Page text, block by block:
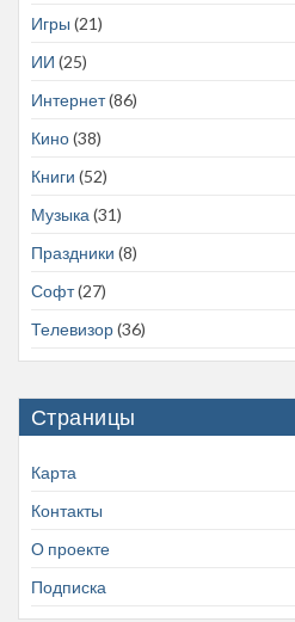
Игры (21)
ИИ (25)
Интернет(86)
Кино(38)
Книги (52)
Музыка (31)
Праздники (8)
Софт(27)
Телевизор(36)
Страницы
Карта
Контакты
О проекте
Подписка